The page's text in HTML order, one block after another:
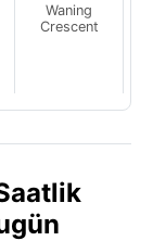
Waning
Crescent